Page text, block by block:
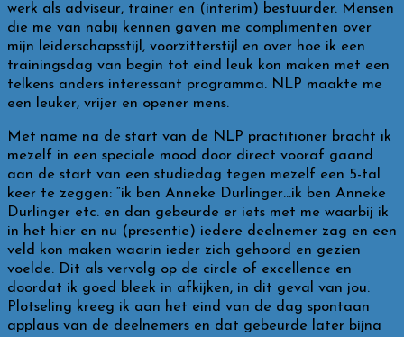
werk als adviseur, trainer en (interim) bestuurder. Mensen
die me van nabij kennen gaven me complimenten over
mijn leiderschapsstijl, voorzitterstijl en over hoe ik een
trainingsdag van begin tot eind leuk kon maken met een
telkens anders interessant programma. NLP maakte me
een leuker, vrijer en opener mens.
Met name na de start van de NLP practitioner bracht ik
mezelf in een speciale mood door direct vooraf gaand
aan de start van een studiedag tegen mezelf een 5-tal
keer te zeggen: “ik ben Anneke Durlinger…ik ben Anneke
Durlinger etc. en dan gebeurde er iets met me waarbij ik
in het hier en nu (presentie) iedere deelnemer zag en een
veld kon maken waarin ieder zich gehoord en gezien
voelde. Dit als vervolg op de circle of excellence en
doordat ik goed bleek in afkijken, in dit geval van jou.
Plotseling kreeg ik aan het eind van de dag spontaan
applaus van de deelnemers en dat gebeurde later bijna